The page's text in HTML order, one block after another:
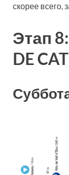
скорее всего,
Этап
DE